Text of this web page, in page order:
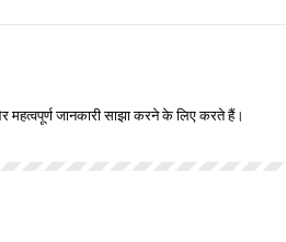
महत्वपूर्ण जानकारी साझा करने के लिए करते हैं।